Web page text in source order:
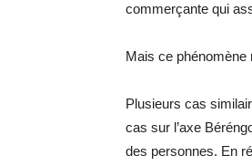
commerçante qui
Mais ce phénomène
Plusieurs cas
cas sur l’axe
des personnes. En